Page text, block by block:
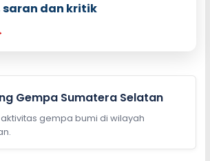
saran dan kritik
Gempa Sumatera Selatan
gempa bumi di wilayah